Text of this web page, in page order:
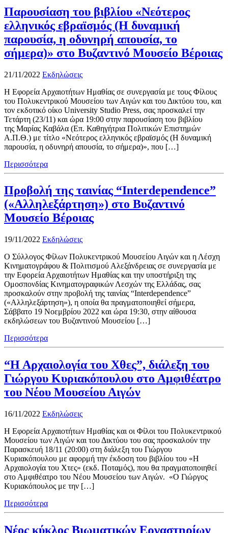
Παρουσίαση του βιβλίου «Νεότερος
ελληνικός εβραϊσμός (Η δυναμική
παρουσία, η οδυνηρή απουσία, το
σήμερα)» στο Βυζαντινό Μουσείο Βέροιας
21/11/2022 Εκδηλώσεις
Η Εφορεία Αρχαιοτήτων Ημαθίας σε συνεργασία με τους Φίλους
του Πολυκεντρικού Μουσείου των Αιγών και του Δικτύου του, και
τον εκδοτικό οίκο University Studio Press, σας προσκαλεί την
Τετάρτη (23/11) και ώρα 19:00 στην παρουσίαση του βιβλίου
της Μαρίας Καβάλα (Επ. Καθηγήτρια Πολιτικών Επιστημών
Α.Π.Θ.) με τίτλο «Νεότερος ελληνικός εβραϊσμός (Η δυναμική
παρουσία, η οδυνηρή απουσία, το σήμερα)», που […]
Περισσότερα
Προβολή της ταινίας “Interdependence”
(«Αλληλεξάρτηση») στο Βυζαντινό
Μουσείο Βέροιας
19/11/2022 Εκδηλώσεις
Ο Σύλλογος Φίλων Πολυκεντρικού Μουσείου Αιγών και η Λέσχη
Κινηματογράφου & Πολιτισμού Αλεξάνδρειας σε συνεργασία με
την Εφορεία Αρχαιοτήτων Ημαθίας και την υποστήριξη της
Ομοσπονδίας Κινηματογραφικών Λεσχών της Ελλάδας, σας
προσκαλούν στην προβολή της ταινίας “Interdependence”
(«Αλληλεξάρτηση»), η οποία θα πραγματοποιηθεί σήμερα,
Σάββατο 19 Νοεμβρίου 2022 και ώρα 19:30, στην αίθουσα
εκδηλώσεων του Βυζαντινού Μουσείου […]
Περισσότερα
“Η Αρχαιολογία του Χθες”, διάλεξη του
Γιώργου Κυριακόπουλου στο Αμφιθέατρο
του Νέου Μουσείου Αιγών
16/11/2022 Εκδηλώσεις
Η Εφορεία Αρχαιοτήτων Ημαθίας και οι Φίλοι του Πολυκεντρικού
Μουσείου των Αιγών και του Δικτύου του σας προσκαλούν την
Παρασκευή 18/11 (20:00) στη διάλεξη του Γιώργου
Κυριακόπουλου με αφορμή την έκδοση του βιβλίου του «Η
Αρχαιολογία του Χτες» (εκδ. Ποταμός), που θα πραγματοποιηθεί
στο Αμφιθέατρο του Νέου Μουσείου των Αιγών. «Ο Γιώργος
Κυριακόπουλος με την […]
Περισσότερα
Νέος κύκλος Βιωματικών Εργαστηρίων